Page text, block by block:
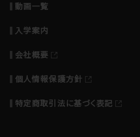
動画一覧
入学案内
会社概要
個人情報保護方針
特定商取引法に基づく表記